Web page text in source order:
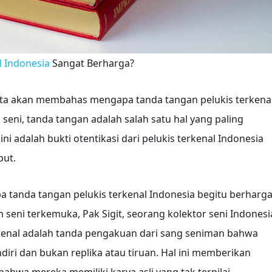
Indonesia Sangat Berharga?
akan membahas mengapa tanda tangan pelukis
tanda tangan adalah salah satu hal yang paling
adalah bukti otentikasi dari pelukis terkenal Indonesia
tanda tangan pelukis terkenal Indonesia begitu
terkemuka, Pak Sigit, seorang kolektor seni
adalah tanda pengakuan dari sang seniman bahwa
dan bukan replika atau tiruan. Hal ini memberikan